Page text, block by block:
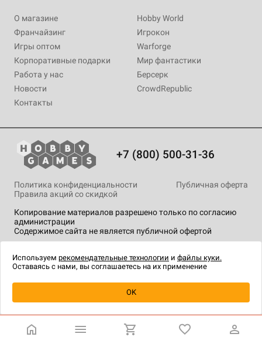
О магазине
Франчайзинг
Игры оптом
Корпоративные подарки
Работа у нас
Новости
Контакты
Hobby World
Игрокон
Warforge
Мир фантастики
Берсерк
CrowdRepublic
+7 (800) 500-31-36
Копирование материалов разрешено только по согласию
администрации
Содержимое сайта не является публичной офертой
Политика конфиденциальности
Публичная оферта
Правила акций со скидкой
технологии .
Используем рекомендательные технологии и файлы куки.
Оставаясь с нами, вы соглашаетесь на их применение
OK